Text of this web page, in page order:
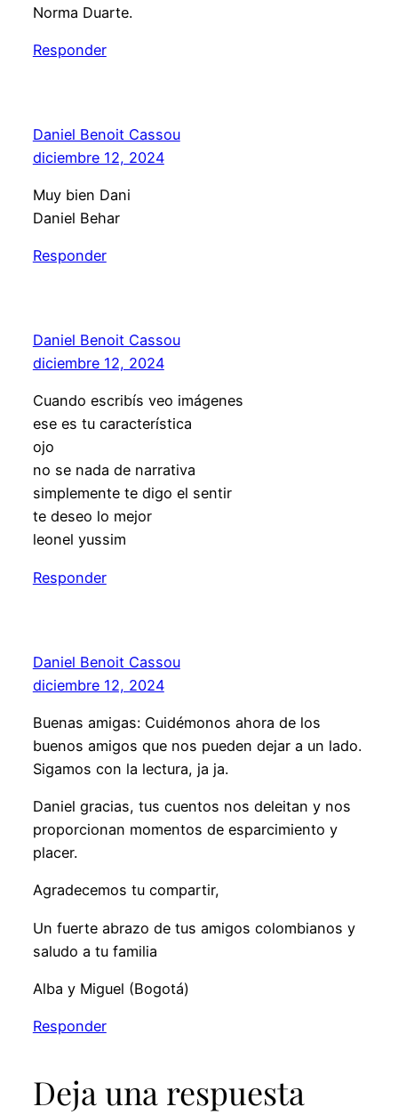
Norma Duarte.
Responder
Daniel Benoit Cassou
diciembre 12, 2024
Muy bien Dani
Daniel Behar
Responder
Daniel Benoit Cassou
diciembre 12, 2024
Cuando escribís veo imágenes
ese es tu característica
ojo
no se nada de narrativa
simplemente te digo el sentir
te deseo lo mejor
leonel yussim
Responder
Daniel Benoit Cassou
diciembre 12, 2024
Buenas amigas: Cuidémonos ahora de los
buenos amigos que nos pueden dejar a un lado.
Sigamos con la lectura, ja ja.
Daniel gracias, tus cuentos nos deleitan y nos
proporcionan momentos de esparcimiento y
placer.
Agradecemos tu compartir,
Un fuerte abrazo de tus amigos colombianos y
saludo a tu familia
Alba y Miguel (Bogotá)
Responder
Deja una respuesta